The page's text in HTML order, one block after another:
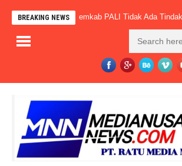
BREAKING NEWSPemkab PALI Tidak Ada Tindakan,